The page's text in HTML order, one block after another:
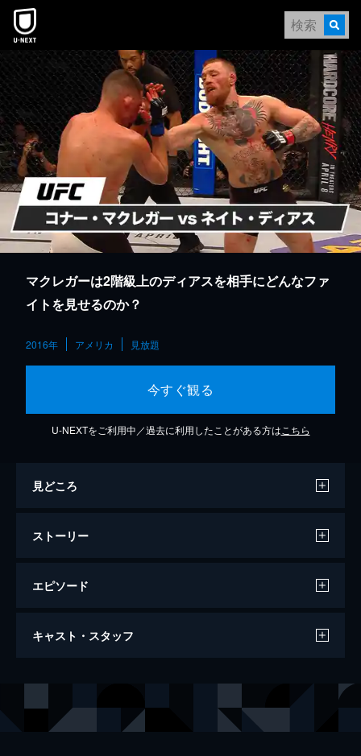
本文へスキップ
マクレガーは2階級上のディアスを相手にどんなファ
イトを見せるのか？
2016年 アメリカ 見放題
今すぐ観る
U-NEXTをご利用中／過去に利用したことがある方は こちら
見どころ
ストーリー
エピソード
コナー・マクレガー vs ネイト・ディアス
キャスト・スタッフ
ネイト・ディアス